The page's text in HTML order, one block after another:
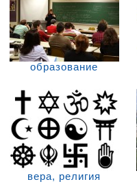
образование
вера, религия